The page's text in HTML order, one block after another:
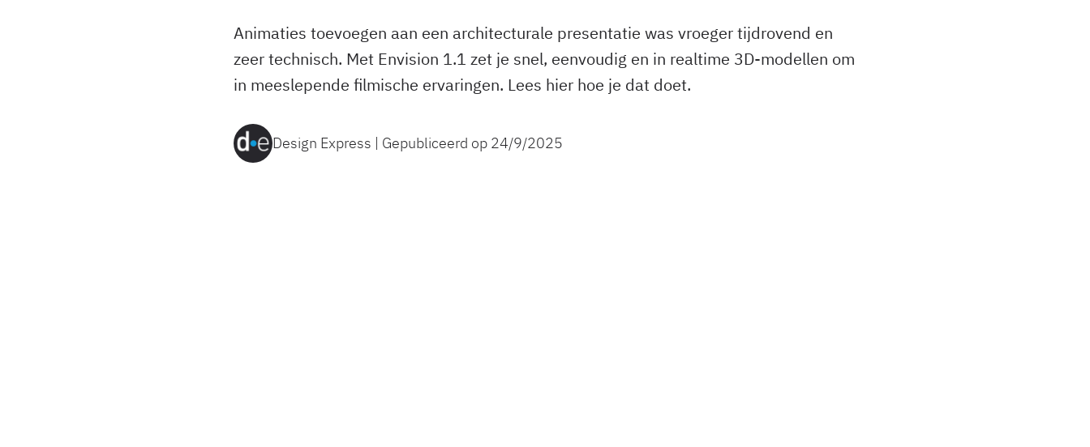
Animaties toevoegen aan een architecturale presentatie was vroeger tijdrovend en
zeer technisch. Met Envision 1.1 zet je snel, eenvoudig en in realtime 3D-modellen om
in meeslepende filmische ervaringen. Lees hier hoe je dat doet.
Design Express | Gepubliceerd op 24/9/2025